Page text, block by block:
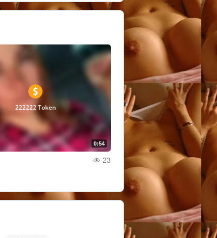
0:54
222222 Token
23